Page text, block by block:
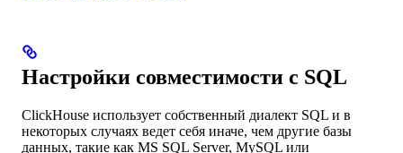
Настройки совместимости с SQL
ClickHouse использует собственный диалект SQL и в
некоторых случаях ведет себя иначе, чем другие базы
данных, такие как MS SQL Server, MySQL или